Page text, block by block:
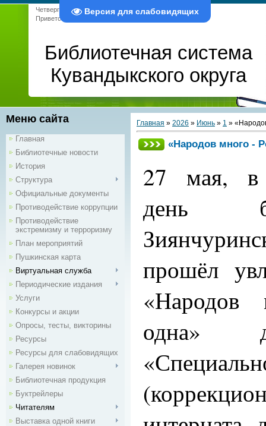
Версия для слабовидящих
Четверг, 06.08.2026, 11:03
Приветствую Вас
Гость RSS
Библиотечная система
Кувандыкского округа
Меню сайта
Главная
Библиотечные новости
История
Структура
Официальные документы
Противодействие коррупции
Противодействие
экстремизму и терроризму
План мероприятий
Пушкинская карта
Виртуальная служба
Периодические издания
Услуги
Конкурсы и акции
Опросы, тесты, викторины
Ресурсы
Ресурсы для слабовидящих
Галерея новинок
Библиотечная продукция
Буктрейлеры
Читателям
Выставка одной книги
Главная » 2026 » Июнь » 1 »
«Народов много -
27 мая, в
день
прошёл
одна»